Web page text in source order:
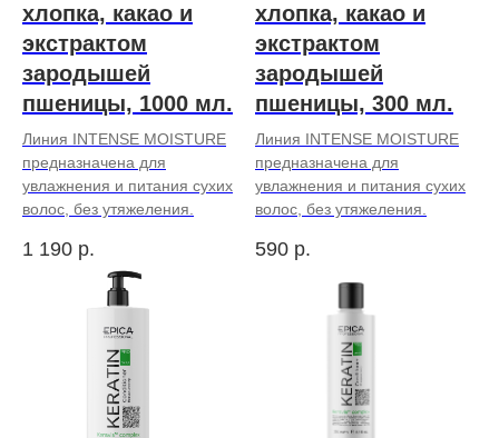
хлопка, какао и
экстрактом
зародышей
пшеницы, 1000 мл.
Линия INTENSE MOISTURE
предназначена для
увлажнения и питания сухих
волос, без утяжеления.
1 190 р.
хлопка, какао и
экстрактом
зародышей
пшеницы, 300 мл.
Линия INTENSE MOISTURE
предназначена для
увлажнения и питания сухих
волос, без утяжеления.
590 р.